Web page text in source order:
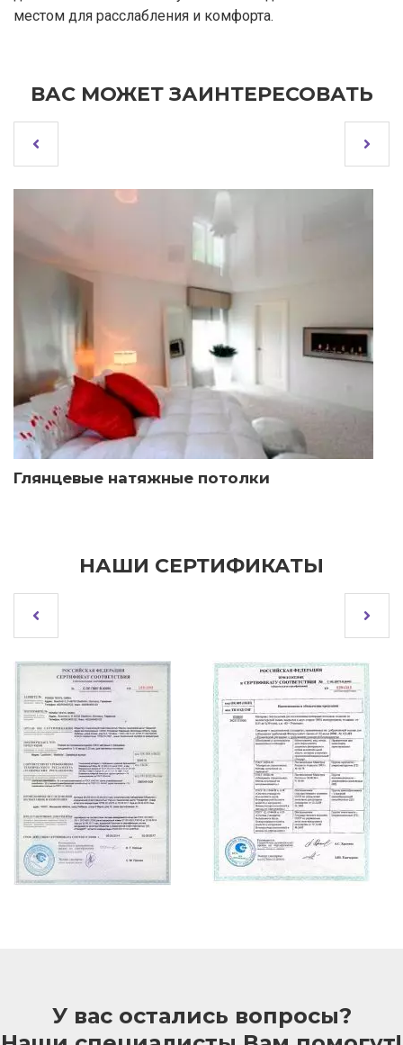
местом для расслабления и комфорта.
ВАС МОЖЕТ ЗАИНТЕРЕСОВАТЬ
Глянцевые натяжные потолки
НАШИ СЕРТИФИКАТЫ
У вас остались вопросы?